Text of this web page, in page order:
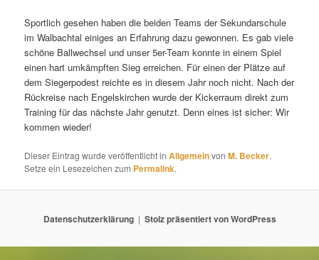
Sportlich gesehen haben die beiden Teams der Sekundarschule
im Walbachtal einiges an Erfahrung dazu gewonnen. Es gab viele
schöne Ballwechsel und unser 5er-Team konnte in einem Spiel
einen hart umkämpften Sieg erreichen. Für einen der Plätze auf
dem Siegerpodest reichte es in diesem Jahr noch nicht. Nach der
Rückreise nach Engelskirchen wurde der Kickerraum direkt zum
Training für das nächste Jahr genutzt. Denn eines ist sicher: Wir
kommen wieder!
Dieser Eintrag wurde veröffentlicht inAllgemeinvonM. Becker.
Setze ein Lesezeichen zum Permalink.
Datenschutzerklärung Stolz präsentiert von WordPress